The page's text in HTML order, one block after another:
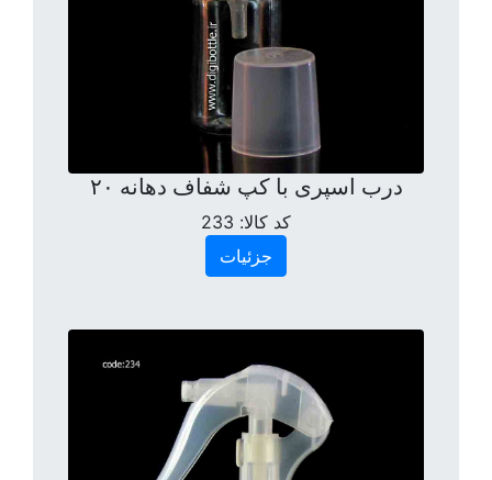
درب اسپری با کپ شفاف دهانه ۲۰
کد کالا: 233
جزئیات